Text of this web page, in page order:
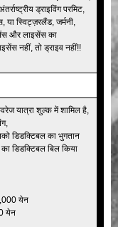
ओसाका
ड्राइविंग परमिट,
स्विट्ज़रलैंड, जर्मनी,
और लाइसेंस का
नहीं, तो ड्राइव नहीं!!
यात्रा शुल्क में शामिल है,
डिडक्टिबल का भुगतान
डिडक्टिबल बिल किया
येन
येन